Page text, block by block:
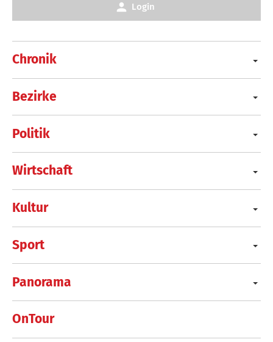
Chronik
Bezirke
Politik
Wirtschaft
Kultur
Sport
Panorama
OnTour
Login